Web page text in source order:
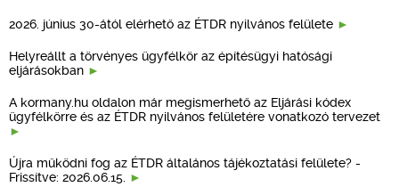
2026. június 30-ától elérhető az ÉTDR nyilvános felülete
Helyreállt a törvényes ügyfélkör az építésügyi hatósági
eljárásokban
A kormany.hu oldalon már megismerhető az Eljárási kódex
ügyfélkörre és az ÉTDR nyilvános felületére vonatkozó tervezet
Újra működni fog az ÉTDR általános tájékoztatási felülete? -
Frissítve: 2026.06.15.